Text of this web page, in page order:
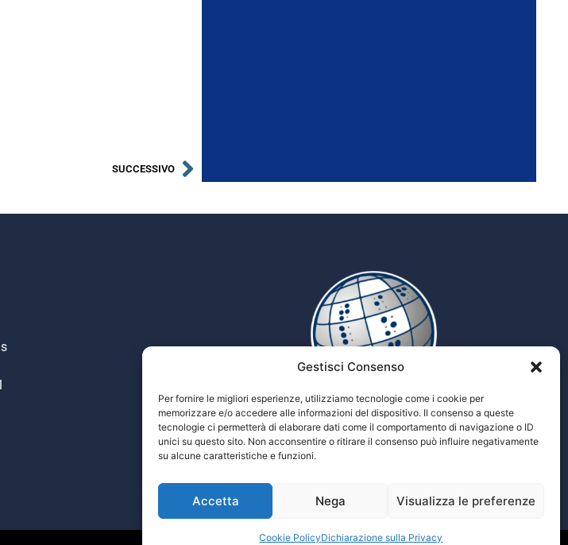
Gestisci Consenso
Per fornire le migliori esperienze, utilizziamo tecnologie come i cookie per
memorizzare e/o accedere alle informazioni del dispositivo. Il consenso a queste
tecnologie ci permetterà di elaborare dati come il comportamento di navigazione o ID
unici su questo sito. Non acconsentire o ritirare il consenso può influire negativamente
su alcune caratteristiche e funzioni.
Accetta Nega Visualizza le preferenze
Cookie PolicyDichiarazione sulla Privacy
SUCCESSIVO
Tiflopedia
Enciclopedia multimediale delle scienze